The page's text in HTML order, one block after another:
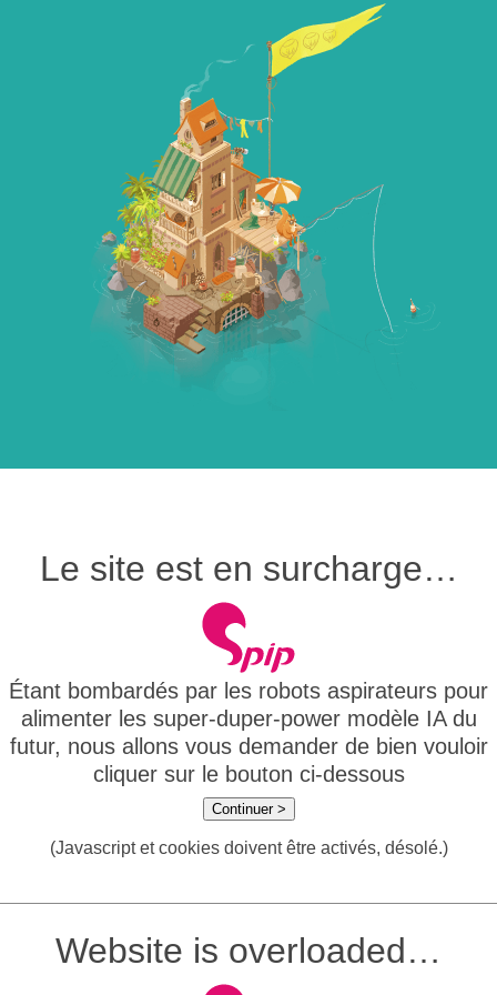
Le site est en surcharge…
Étant bombardés par les robots aspirateurs pour
alimenter les super-duper-power modèle IA du
futur, nous allons vous demander de bien vouloir
cliquer sur le bouton ci-dessous
Continuer >
(Javascript et cookies doivent être activés, désolé.)
Website is overloaded…